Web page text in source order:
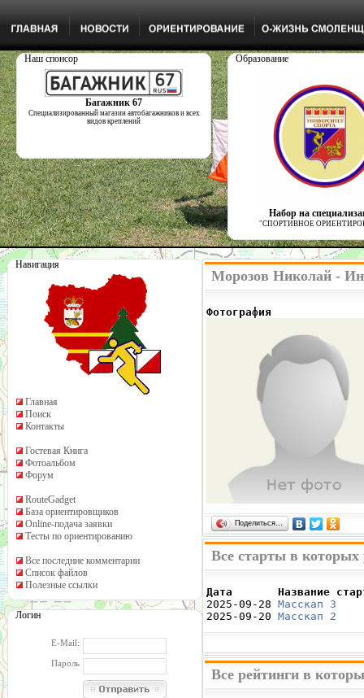
Наш спонсор
Багажник 67
Специализированный магазин автобагажников и всех
видов креплений
Образование
Набор на
"СПОРТИВНОЕ
Навигация
Главная
Поиск
Контакты
Гостевая Книга
Фотоальбом
Форум
RouteGadget
База ориентировщиков
Online-подача заявки
Тесты по ориентированию
Все последние комментарии
Список файлов
Полезные ссылки
Логин
E-Mail:
Пароль
Морозов Николай -
Фотография
Поделиться…
Все старты в
Дата       Название
2025-09-28 Масскап 3
2025-09-20 Масскап 2
Все рейтинги в